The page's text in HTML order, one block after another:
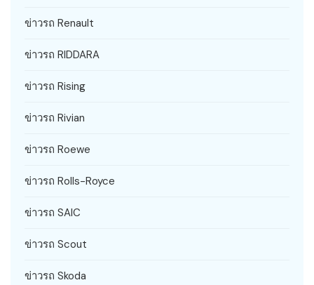
ข่าวรถ Renault
ข่าวรถ RIDDARA
ข่าวรถ Rising
ข่าวรถ Rivian
ข่าวรถ Roewe
ข่าวรถ Rolls-Royce
ข่าวรถ SAIC
ข่าวรถ Scout
ข่าวรถ Skoda